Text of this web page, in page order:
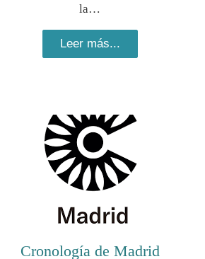
la…
Leer más...
Cronología de Madrid